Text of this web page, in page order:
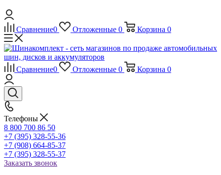
Сравнение0 Отложенные 0 Корзина 0
Сравнение0 Отложенные 0 Корзина 0
Телефоны
8 800 700 86 50
+7 (395) 328-55-36
+7 (908) 664-85-37
+7 (395) 328-55-37
Заказать звонок